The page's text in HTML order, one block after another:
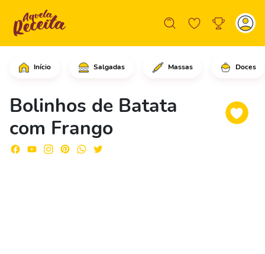
Início Salgadas Massas Doces
Bolinhos de Batata
com Frango
Comece ralando as batatas com